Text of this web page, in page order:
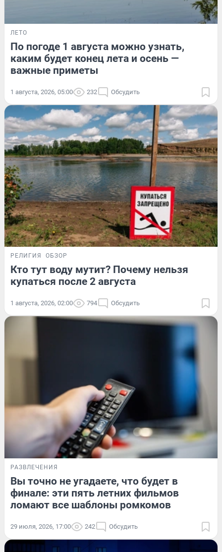
ЛЕТО
По погоде 1 августа можно узнать,
каким будет конец лета и осень —
важные приметы
1 августа, 2026, 05:00 232 Обсудить
РЕЛИГИЯ ОБЗОР
Кто тут воду мутит? Почему нельзя
купаться после 2 августа
1 августа, 2026, 02:00 794 Обсудить
РАЗВЛЕЧЕНИЯ
Вы точно не угадаете, что будет в
финале: эти пять летних фильмов
ломают все шаблоны ромкомов
29 июля, 2026, 17:00 242 Обсудить